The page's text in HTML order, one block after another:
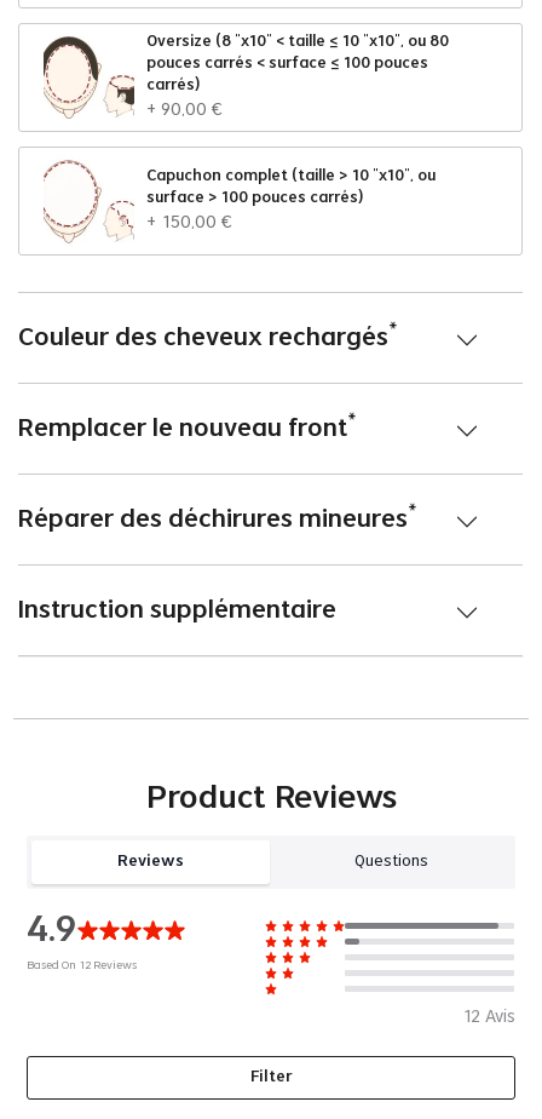
Oversize (8 "x10" < taille ≤ 10 "x10", ou 80
pouces carrés < surface ≤ 100 pouces
carrés)
+ 90,00 €
Capuchon complet (taille > 10 "x10", ou
surface > 100 pouces carrés)
+ 150,00 €
Couleur des cheveux rechargés*
Remplacer le nouveau front*
Réparer des déchirures mineures*
Instruction supplémentaire
Product Reviews
Reviews Questions
4.9
Based On 12 Reviews
12 Avis
Filter